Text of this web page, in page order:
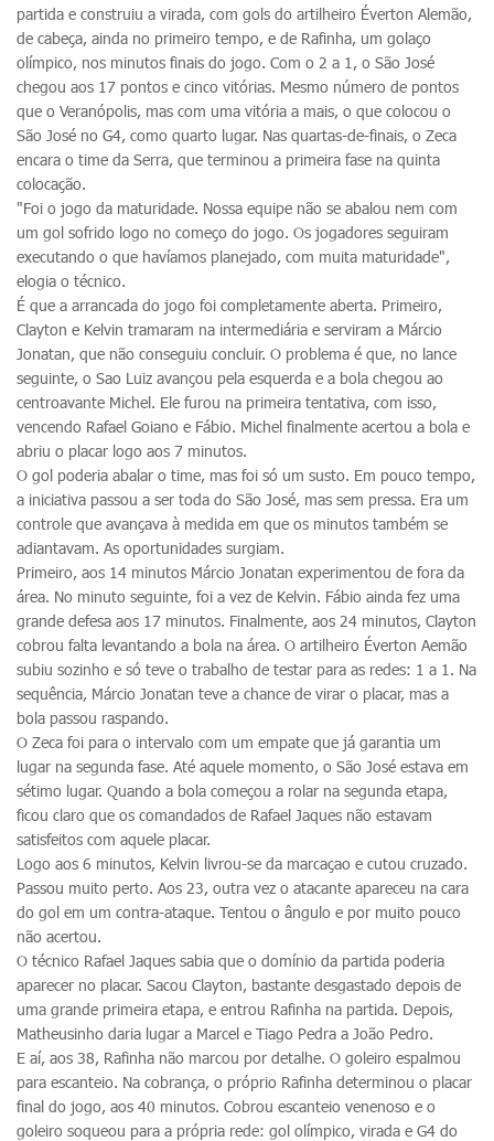
partida e construiu a virada, com gols do artilheiro Éverton Alemão,
de cabeça, ainda no primeiro tempo, e de Rafinha, um golaço
olímpico, nos minutos finais do jogo. Com o 2 a 1, o São José
chegou aos 17 pontos e cinco vitórias. Mesmo número de pontos
que o Veranópolis, mas com uma vitória a mais, o que colocou o
São José no G4, como quarto lugar. Nas quartas-de-finais, o Zeca
encara o time da Serra, que terminou a primeira fase na quinta
colocação.
"Foi o jogo da maturidade. Nossa equipe não se abalou nem com
um gol sofrido logo no começo do jogo. Os jogadores seguiram
executando o que havíamos planejado, com muita maturidade",
elogia o técnico.
É que a arrancada do jogo foi completamente aberta. Primeiro,
Clayton e Kelvin tramaram na intermediária e serviram a Márcio
Jonatan, que não conseguiu concluir. O problema é que, no lance
seguinte, o Sao Luiz avançou pela esquerda e a bola chegou ao
centroavante Michel. Ele furou na primeira tentativa, com isso,
vencendo Rafael Goiano e Fábio. Michel finalmente acertou a bola e
abriu o placar logo aos 7 minutos.
O gol poderia abalar o time, mas foi só um susto. Em pouco tempo,
a iniciativa passou a ser toda do São José, mas sem pressa. Era um
controle que avançava à medida em que os minutos também se
adiantavam. As oportunidades surgiam.
Primeiro, aos 14 minutos Márcio Jonatan experimentou de fora da
área. No minuto seguinte, foi a vez de Kelvin. Fábio ainda fez uma
grande defesa aos 17 minutos. Finalmente, aos 24 minutos, Clayton
cobrou falta levantando a bola na área. O artilheiro Éverton Aemão
subiu sozinho e só teve o trabalho de testar para as redes: 1 a 1. Na
sequência, Márcio Jonatan teve a chance de virar o placar, mas a
bola passou raspando.
O Zeca foi para o intervalo com um empate que já garantia um
lugar na segunda fase. Até aquele momento, o São José estava em
sétimo lugar. Quando a bola começou a rolar na segunda etapa,
ficou claro que os comandados de Rafael Jaques não estavam
satisfeitos com aquele placar.
Logo aos 6 minutos, Kelvin livrou-se da marcaçao e cutou cruzado.
Passou muito perto. Aos 23, outra vez o atacante apareceu na cara
do gol em um contra-ataque. Tentou o ângulo e por muito pouco
não acertou.
O técnico Rafael Jaques sabia que o domínio da partida poderia
aparecer no placar. Sacou Clayton, bastante desgastado depois de
uma grande primeira etapa, e entrou Rafinha na partida. Depois,
Matheusinho daria lugar a Marcel e Tiago Pedra a João Pedro.
E aí, aos 38, Rafinha não marcou por detalhe. O goleiro espalmou
para escanteio. Na cobrança, o próprio Rafinha determinou o placar
final do jogo, aos 40 minutos. Cobrou escanteio venenoso e o
goleiro soqueou para a própria rede: gol olímpico, virada e G4 do